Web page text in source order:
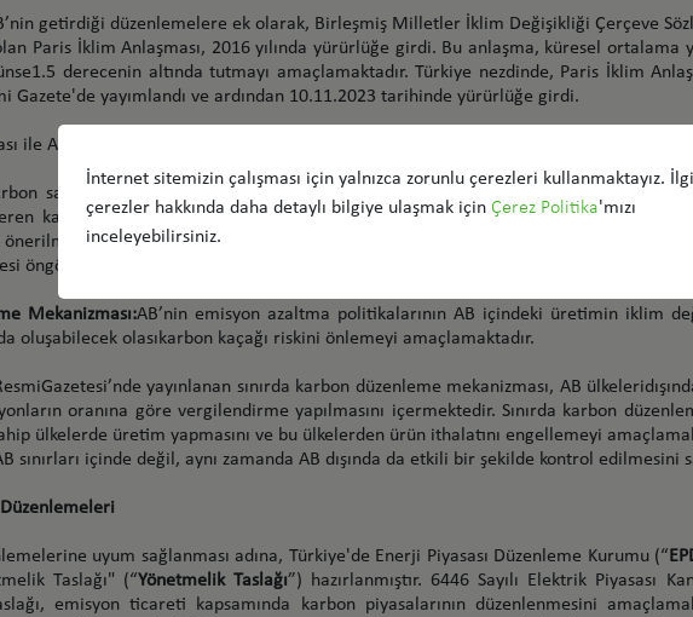
getirdiği düzenlemelere ek olarak, Birleşmiş Milletler İklim Değişikliği Çerçeve
Paris İklim Anlaşması, 2016 yılında yürürlüğe girdi. Bu anlaşma, küresel ortalama
derecenin altında tutmayı amaçlamaktadır. Türkiye nezdinde, Paris İklim
Gazete'de yayımlandı ve ardından 10.11.2023 tarihinde yürürlüğe girdi.
ile AB’nin 2050 yılına kadar karbon nötr olma hedefini yasal olaraktaahhüt altına
salınımlarını azaltma hedefine ulaşma amacıyla birlikte enerji, ulaşım,
kapsamlı bir plan sunmaktadır. Ayrıca, paket kapsamında AB Emisyon Ticareti
Bu reform ile sera gazı emisyonlarının azaltılması hedeflenmekte olup,
öngörülmektedir.
Mekanizması:AB’nin emisyon azaltma politikalarının AB içindeki üretimin iklim
oluşabilecek olasıkarbon kaçağı riskini önlemeyi amaçlamaktadır.
yayınlanan sınırda karbon düzenleme mekanizması, AB
oranına göre vergilendirme yapılmasını içermektedir. Sınırda karbon
ülkelerde üretim yapmasını ve bu ülkelerden ürün ithalatını engellemeyi
sınırları içinde değil, aynı zamanda AB dışında da etkili bir şekilde kontrol edilmesini
Düzenlemeleri
uyum sağlanması adına, Türkiye'de Enerji Piyasası Düzenleme Kurumu (“
Taslağı" (“Yönetmelik Taslağı”) hazırlanmıştır. 6446 Sayılı Elektrik Piyasası
emisyon ticareti kapsamında karbon piyasalarının düzenlenmesini
İnternet sitemizin çalışması için yalnızca zorunlu çerezleri kullanmaktayız.
çerezler hakkında daha detaylı bilgiye ulaşmak için Çerez Politika'mızı
inceleyebilirsiniz.